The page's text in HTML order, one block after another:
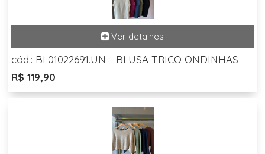
cód.: BL01022691.UN - BLUSA TRICO ONDINHAS
R$ 119,90